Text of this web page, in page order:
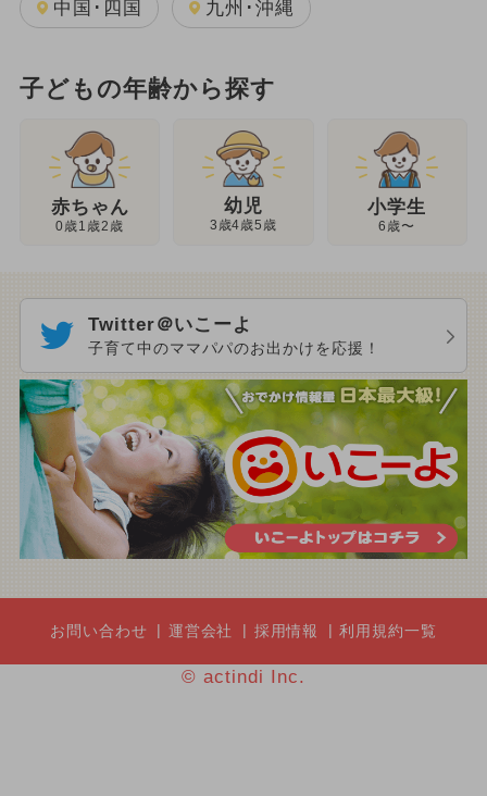
中国･四国 九州･沖縄
子どもの年齢から探す
赤ちゃん
0歳1歳2歳
幼児
3歳4歳5歳
小学生
6歳〜
Twitter＠いこーよ
子育て中のママパパのお出かけを応援！
お問い合わせ 運営会社 採用情報 利用規約一覧
© actindi Inc.